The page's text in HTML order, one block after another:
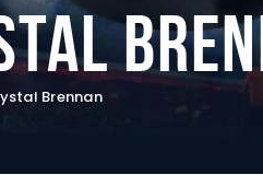
Brennan